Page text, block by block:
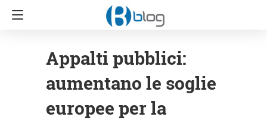
Appalti pubblici:
aumentano le soglie
europee per la